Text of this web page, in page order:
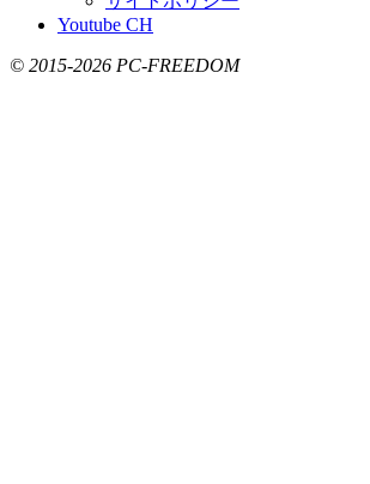
Youtube CH
© 2015-2026 PC-FREEDOM